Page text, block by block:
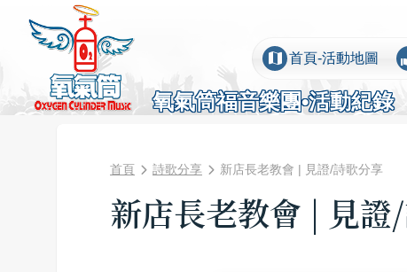
氧氣筒福音樂團•活動紀錄
map 首頁-活動地圖
首頁 詩歌分享 新店長老教會 | 見證/詩歌分享
新店長老教會 | 見證